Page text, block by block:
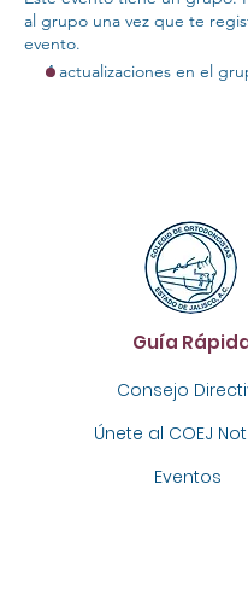
al grupo una vez que te
evento.
4 actualizaciones en el
Guía
Consejo
Únete al COEJ
Eventos